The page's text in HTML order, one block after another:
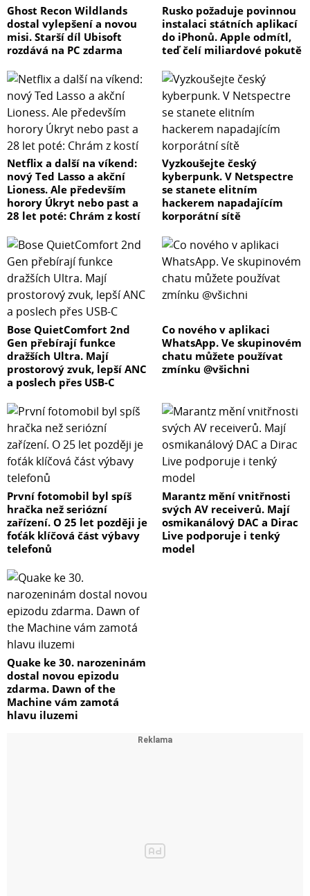
Ghost Recon Wildlands
dostal vylepšení a novou
misi. Starší díl Ubisoft
rozdává na PC zdarma
Rusko požaduje povinnou
instalaci státních aplikací
do iPhonů. Apple odmítl,
teď čelí miliardové pokutě
Netflix a další na víkend:
nový Ted Lasso a akční
Lioness. Ale především
horory Úkryt nebo past a
28 let poté: Chrám z kostí
Vyzkoušejte český
kyberpunk. V Netspectre
se stanete elitním
hackerem napadajícím
korporátní sítě
Bose QuietComfort 2nd
Gen přebírají funkce
dražších Ultra. Mají
prostorový zvuk, lepší ANC
a poslech přes USB-C
Co nového v aplikaci
WhatsApp. Ve skupinovém
chatu můžete používat
zmínku @všichni
První fotomobil byl spíš
hračka než seriózní
zařízení. O 25 let později je
foťák klíčová část výbavy
telefonů
Marantz mění vnitřnosti
svých AV receiverů. Mají
osmikanálový DAC a Dirac
Live podporuje i tenký
model
Quake ke 30. narozeninám
dostal novou epizodu
zdarma. Dawn of the
Machine vám zamotá
hlavu iluzemi